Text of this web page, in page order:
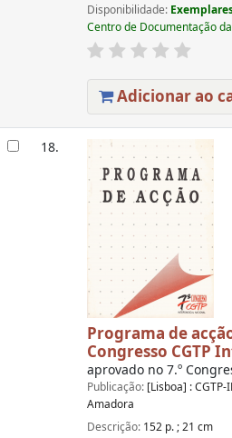
Disponibilidade:
Centro de Documentação
Adicionar ao
18.
Programa de
Congresso CGTP
aprovado no 7.º
Publicação: [Lisboa] :
Amadora
Descrição: 152 p. ; 21 cm